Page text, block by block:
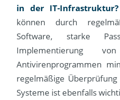
in der IT-
können durch
Software, starke
Implementierung
Antivirenprogrammen
regelmäßige
Systeme ist ebenfalls